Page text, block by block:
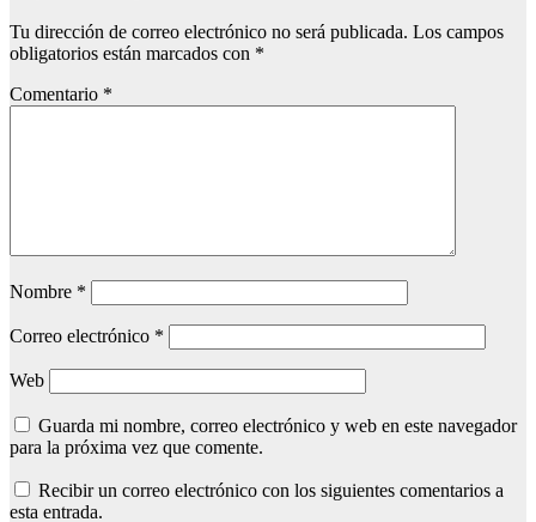
Tu dirección de correo electrónico no será publicada. Los campos
obligatorios están marcados con *
Comentario *
Nombre *
Correo electrónico *
Web
Guarda mi nombre, correo electrónico y web en este navegador
para la próxima vez que comente.
Recibir un correo electrónico con los siguientes comentarios a
esta entrada.